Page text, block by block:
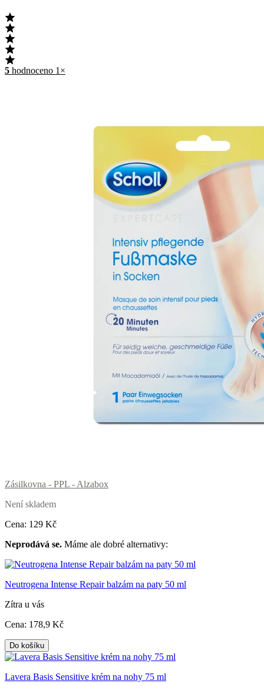
5 hodnoceno 1×
Zásilkovna - PPL - Alzabox
Není skladem
Cena: 129 Kč
Neprodává se. Máme ale dobré alternativy:
Neutrogena Intense Repair balzám na paty 50 ml
Zítra u vás
Cena: 178,9 Kč
Do košíku
Lavera Basis Sensitive krém na nohy 75 ml